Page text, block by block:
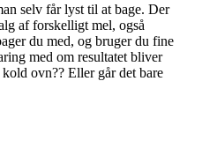
selv får lyst til at bage. Der
af forskelligt mel, også
du med, og bruger du fine
med om resultatet bliver
ovn?? Eller går det bare